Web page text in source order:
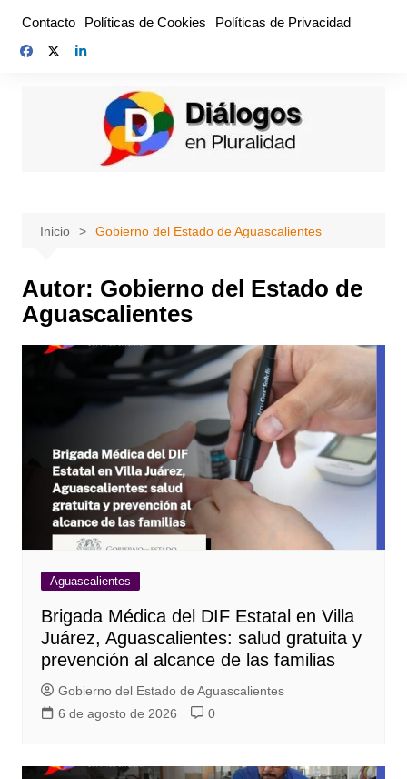
contenido
Contacto Políticas de Cookies Políticas de Privacidad
Inicio Gobierno del Estado de Aguascalientes
Autor: Gobierno del Estado de
Aguascalientes
Aguascalientes
Brigada Médica del DIF Estatal en Villa
Juárez, Aguascalientes: salud gratuita y
prevención al alcance de las familias
Gobierno del Estado de Aguascalientes
6 de agosto de 2026
0